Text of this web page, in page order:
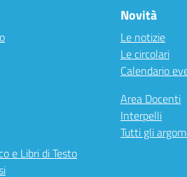
e Libri di Testo
Novità
Le notizie
Le circolari
Calendario
Area Docenti
Interpelli
Tutti gli